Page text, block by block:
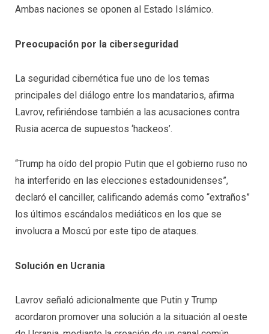
Ambas naciones se oponen al Estado Islámico.
Preocupación por la ciberseguridad
La seguridad cibernética fue uno de los temas
principales del diálogo entre los mandatarios, afirma
Lavrov, refiriéndose también a las acusaciones contra
Rusia acerca de supuestos ‘hackeos’.
“Trump ha oído del propio Putin que el gobierno ruso no
ha interferido en las elecciones estadounidenses”,
declaró el canciller, calificando además como “extraños”
los últimos escándalos mediáticos en los que se
involucra a Moscú por este tipo de ataques.
Solución en Ucrania
Lavrov señaló adicionalmente que Putin y Trump
acordaron promover una solución a la situación al oeste